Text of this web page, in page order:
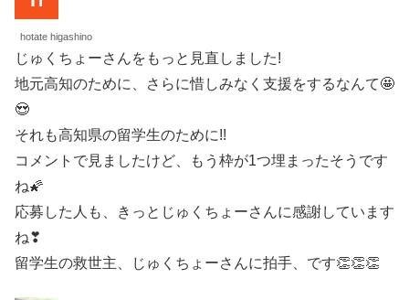
hotate higashino
じゅくちょーさんをもっと見直しました!
地元高知のために、さらに惜しみなく支援をするなんて🤩
😍
それも高知県の留学生のために!!
コメントで見ましたけど、もう枠が1つ埋まったそうです
ね🌠
応募した人も、きっとじゅくちょーさんに感謝しています
ね❣
留学生の救世主、じゅくちょーさんに拍手、です👏👏👏